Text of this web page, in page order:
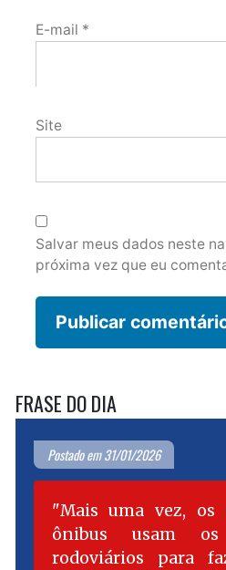
E-mail *
Site
Salvar meus dados neste
próxima vez que eu
FRASE DO DIA
Postado em 31/01/2026
Mais uma vez, os
ônibus usam os
rodoviários para